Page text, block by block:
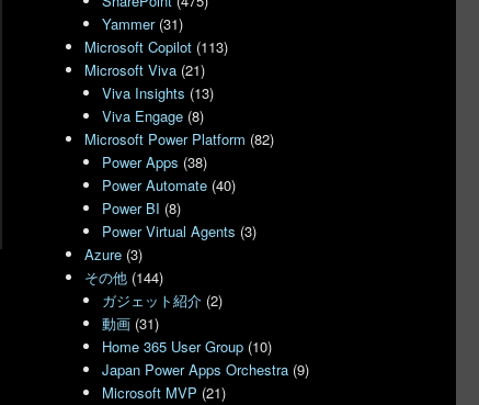
Yammer(31)
Microsoft Copilot (113)
Microsoft Viva (21)
Viva Insights (13)
Viva Engage (8)
Microsoft Power Platform (82)
Power Apps (38)
Power Automate (40)
Power BI (8)
Power Virtual Agents (3)
Azure (3)
その他 (144)
ガジェット紹介 (2)
動画 (31)
Home 365 User Group (10)
Japan Power Apps Orchestra (9)
Microsoft MVP (21)